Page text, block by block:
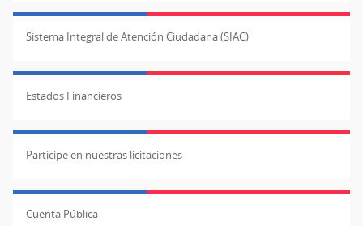
Sistema Integral de Atención Ciudadana (SIAC)
Estados Financieros
Participe en nuestras licitaciones
Cuenta Pública